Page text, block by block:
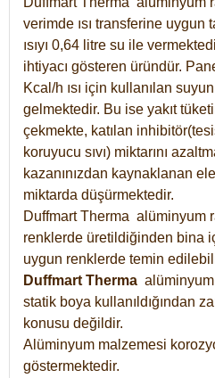
verimde ısı transferine uygun
ısıyı 0,64 litre su ile
ihtiyacı gösteren üründür.
Kcal/h ısı için kullanılan
gelmektedir. Bu ise yakıt
çekmekte, katılan
koruyucu sıvı) miktarını
kazanınızdan kaynaklanan
miktarda düşürmektedir.
Duffmart Therma alüminyum
renklerde üretildiğinden bina
uygun renklerde temin
Duffmart Therma
statik boya kullanıldığından
konusu değildir.
Alüminyum malzemesi
göstermektedir.